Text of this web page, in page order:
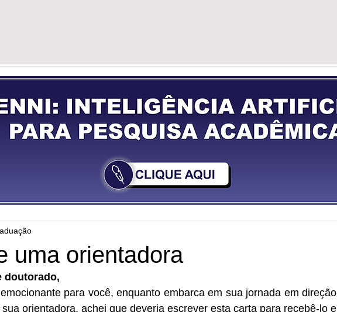
uma orientadora
doutorado,
para você, enquanto embarca em sua jornada em direção
orientadora, achei que deveria escrever esta carta para recebê-lo e